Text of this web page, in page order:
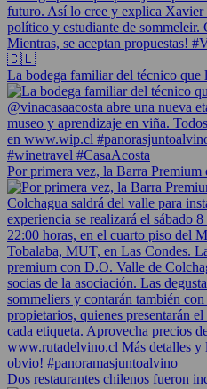
La bodega familiar del técnico que
Por primera vez, la Barra Premium
Dos restaurantes chilenos fueron